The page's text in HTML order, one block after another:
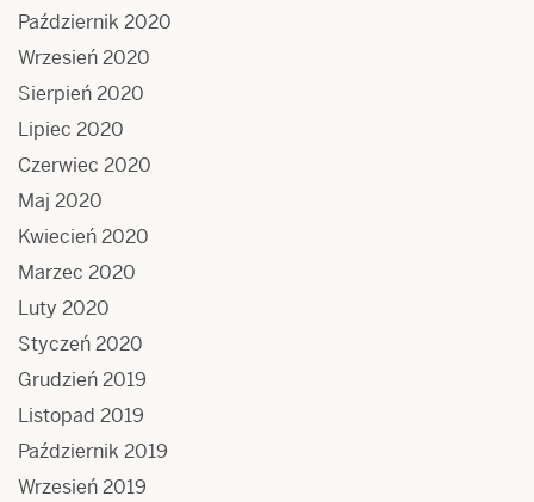
Październik 2020
Wrzesień 2020
Sierpień 2020
Lipiec 2020
Czerwiec 2020
Maj 2020
Kwiecień 2020
Marzec 2020
Luty 2020
Styczeń 2020
Grudzień 2019
Listopad 2019
Październik 2019
Wrzesień 2019